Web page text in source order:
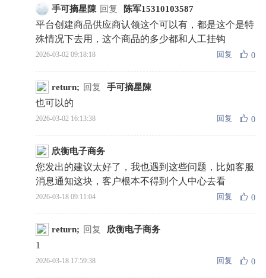
手可摘星陳 回复 陈军15310103587
平台创建商品供应商认领这个可以有，都是这个是特
殊情况下去用，这个商品的多少都和人工挂钩
2026-03-02 09:18:18 回复 0
return; 回复 手可摘星陳
也可以的
2026-03-02 16:13:38 回复 0
欣衡电子商务
您发出的建议太好了，我也遇到这些问题，比如客服
消息通知这块，客户根本不得到个人中心去看
2026-03-18 09:11:04 回复 0
return; 回复 欣衡电子商务
1
2026-03-18 17:59:38 回复 0